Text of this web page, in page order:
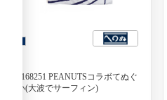
6168251 PEANUTSコラボてぬぐ
い(大波でサーフィン)